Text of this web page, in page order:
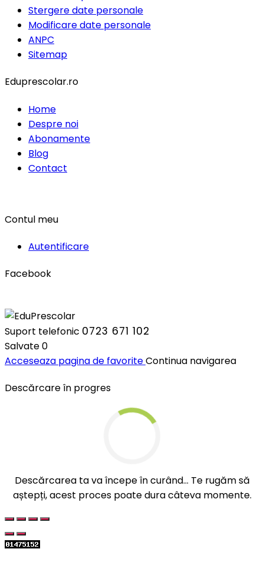
Stergere date personale
Modificare date personale
ANPC
Sitemap
Eduprescolar.ro
Home
Despre noi
Abonamente
Blog
Contact
Contul meu
Autentificare
Facebook
Suport telefonic 0723 671 102
Salvate0
Acceseaza pagina de favoriteContinua navigarea
Descărcare în progres
Descărcarea ta va începe în curând... Te rugăm să
aștepți, acest proces poate dura câteva momente.